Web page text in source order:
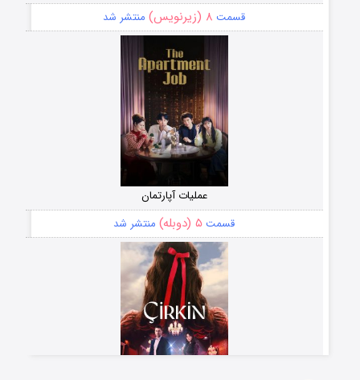
قسمت ۸ (زیرنویس) منتشر شد
عملیات آپارتمان
قسمت ۵ (دوبله) منتشر شد